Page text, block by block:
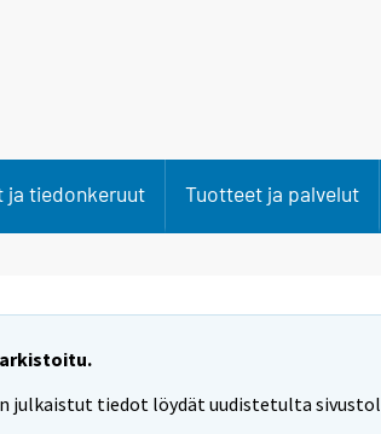
ja tiedonkeruut Tuotteet ja palvelut
arkistoitu.
julkaistut tiedot löydät uudistetulta